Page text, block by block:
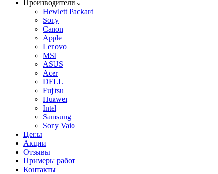
Производители
Hewlett Packard
Sony
Canon
Apple
Lenovo
MSI
ASUS
Acer
DELL
Fujitsu
Huawei
Intel
Samsung
Sony Vaio
Цены
Акции
Отзывы
Примеры работ
Контакты